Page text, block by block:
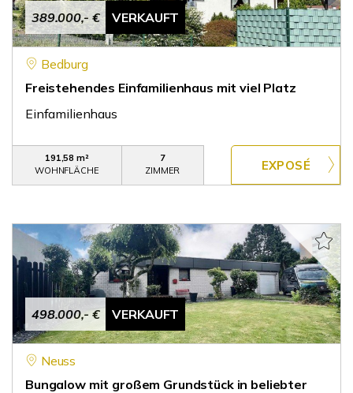
389.000,- € VERKAUFT
Bedburg
Freistehendes Einfamilienhaus mit viel Platz
Einfamilienhaus
191,58 m²
WOHNFLÄCHE
7
ZIMMER
498.000,- € VERKAUFT
Neuss
Bungalow mit großem Grundstück in beliebter